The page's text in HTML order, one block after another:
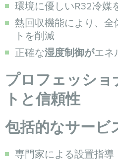
環境に優しいR32冷媒
熱回収機能により、
トを削減
正確な湿度制御がエネ
プロフェッショ
トと信頼性
包括的なサービ
専門家による設置指導